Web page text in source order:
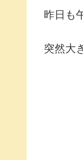
昨日も
突然大